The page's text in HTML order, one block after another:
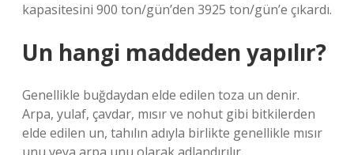
kapasitesini 900 ton/gün’den 3925 ton/gün’e çıkardı.
Un hangi maddeden yapılır?
Genellikle buğdaydan elde edilen toza un denir.
Arpa, yulaf, çavdar, mısır ve nohut gibi bitkilerden
elde edilen un, tahılın adıyla birlikte genellikle mısır